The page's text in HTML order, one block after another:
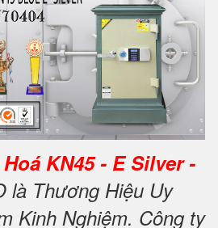
KN45 - E Silver -
là Thương Hiệu Uy
Kinh Nghiệm. Công ty